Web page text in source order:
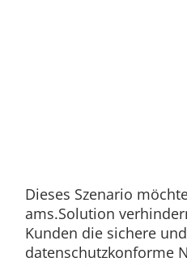
Dieses Szenario
ams.Solution
Kunden die sichere und
datenschutzkonforme